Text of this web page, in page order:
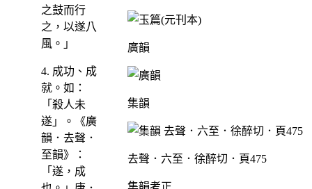
之鼓而行
之，以遂八
風。」
4. 成功、成
就。如：
「殺人未
遂」。《廣
韻．去聲．
至韻》：
「遂，成
廣韻
集韻
去聲．六至．徐醉切．頁475
集韻考正